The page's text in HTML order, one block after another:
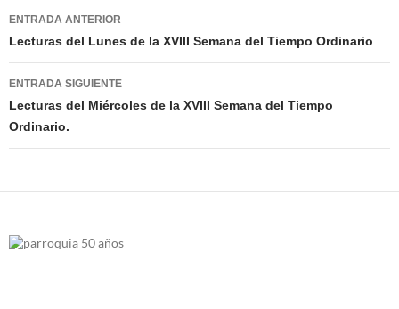
Navegación
de
entradas
ENTRADA ANTERIOR
Lecturas del Lunes de la XVIII Semana del Tiempo Ordinario
ENTRADA SIGUIENTE
Lecturas del Miércoles de la XVIII Semana del Tiempo
Ordinario.